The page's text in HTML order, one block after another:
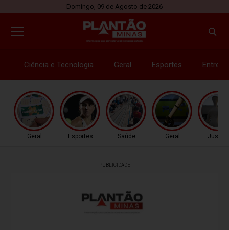
Domingo, 09 de Agosto de 2026
Ciência e Tecnologia Geral Esportes
Geral Esportes Saúde Geral Justiça
PUBLICIDADE